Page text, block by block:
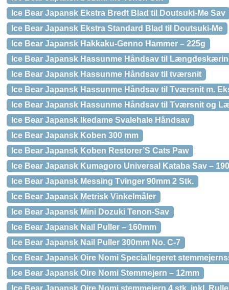
Ice Bear Japansk Ekstra Bredt Blad til Doutsuki-Me Sav
Ice Bear Japansk Ekstra Standard Blad til Doutsuki-Me
Ice Bear Japansk Hakkaku-Genno Hammer – 225g
Ice Bear Japansk Hassunme Håndsav til
Ice Bear Japansk Hassunme Håndsav til tværsnit
Ice Bear Japansk Hassunme Håndsav til Tværsnit m.
Ice Bear Japansk Hassunme Håndsav til Tværsnit og
Ice Bear Japansk Ikedame Svalehale Håndsav
Ice Bear Japansk Koben 300 mm
Ice Bear Japansk Koben Restorer’S Cats Paw
Ice Bear Japansk Kumagoro Universal Kataba Sav –
Ice Bear Japansk Messing Tvinger 90mm 2 Stk.
Ice Bear Japansk Metrisk Vinkelmåler
Ice Bear Japansk Mini Dozuki Tenon-Sav
Ice Bear Japansk Nail Puller – 160mm
Ice Bear Japansk Nail Puller 300mm No. C-7
Ice Bear Japansk Oire Nomi Speciallegeret
Ice Bear Japansk Oire Nomi Stemmejern – 12mm
Ice Bear Japansk Oire Nomi stemmejern 4 stk. inkl.